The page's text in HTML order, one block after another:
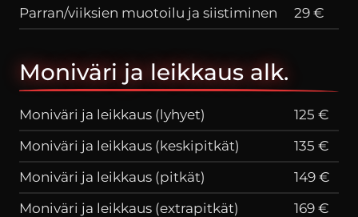
Parran/viiksien muotoilu ja siistiminen 29 €
Moniväri ja leikkaus alk.
Moniväri ja leikkaus (lyhyet)
125 €
Moniväri ja leikkaus (keskipitkät)
135 €
Moniväri ja leikkaus (pitkät)
149 €
Moniväri ja leikkaus (extrapitkät)
169 €